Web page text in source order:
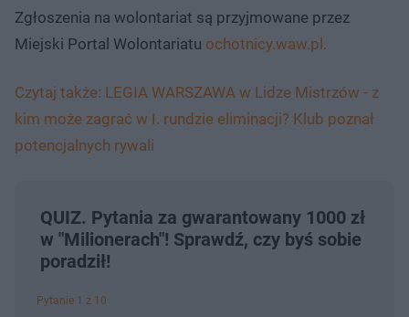
Zgłoszenia na wolontariat są przyjmowane przez
Miejski Portal Wolontariatu ochotnicy.waw.pl.
Czytaj także: LEGIA WARSZAWA w Lidze Mistrzów - z
kim może zagrać w I. rundzie eliminacji? Klub poznał
potencjalnych rywali
QUIZ. Pytania za gwarantowany 1000 zł
w "Milionerach"! Sprawdź, czy byś sobie
poradził!
Pytanie 1 z 10